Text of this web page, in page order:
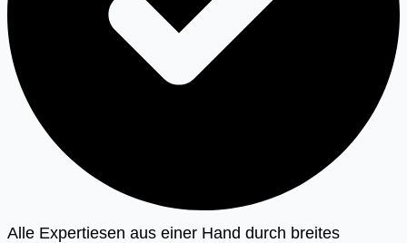
Alle Expertiesen aus einer Hand durch breites